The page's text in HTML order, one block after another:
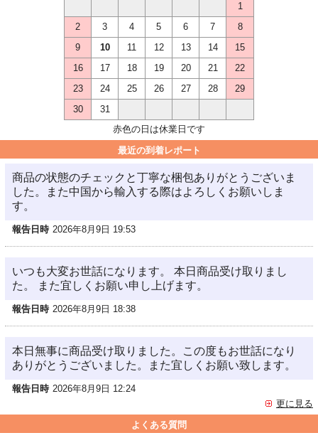
1
2
3 4 5 6 7
8
9
10 11 12 13 14
15
16
17 18 19 20 21
22
23
24 25 26 27 28
29
30
31
赤色の日は休業日です
最近の到着レポート
商品の状態のチェックと丁寧な梱包ありがとうございま
した。また中国から輸入する際はよろしくお願いしま
す。
報告日時 2026年8月9日 19:53
いつも大変お世話になります。 本日商品受け取りまし
た。 また宜しくお願い申し上げます。
報告日時 2026年8月9日 18:38
本日無事に商品受け取りました。この度もお世話になり
ありがとうございました。また宜しくお願い致します。
報告日時 2026年8月9日 12:24
更に見る
よくある質問